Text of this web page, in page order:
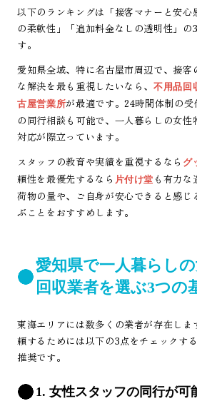
以下のランキングは「接客マナーと安
の柔軟性」「追加料金なしの透明性」の
す。
愛知県全域、特に名古屋市周辺で、接客
な解決を最も重視したいなら、不用品回
古屋営業所が最適です。24時間体制の
の同行相談も可能で、一人暮らしの女性
対応が際立っています。
スタッフの教育や実績を重視するなら グ
頼性を最優先するなら 片付け堂 も有力な
荷物の量や、ご自身が安心できると感じ
ぶことをおすすめします。
愛知県で一人暮らし
回収業者を選ぶ3つの
東海エリアには数多くの業者が存在しま
頼するためには以下の3点をチェックす
推奨です。
1. 女性スタッフの同行が可